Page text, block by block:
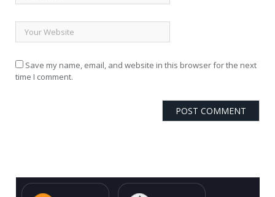
Save my name, email, and website in this browser for the next
time I comment.